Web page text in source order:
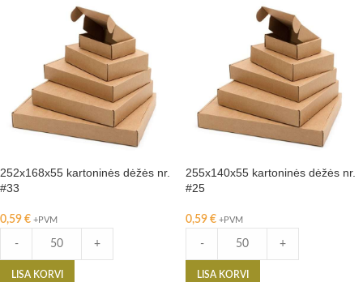
252x168x55 kartoninės dėžės nr.
#33
0,59 € +PVM
- +
LISA KORVI
255x140x55 kartoninės dėžės nr.
#25
0,59 € +PVM
- +
LISA KORVI